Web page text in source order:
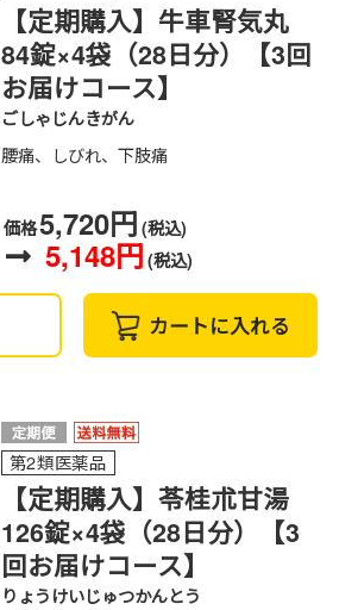
【定期購入】牛車腎気丸
84錠×4袋（28日分）【3回
お届けコース】
ごしゃじんきがん
腰痛、しびれ、下肢痛
価格5,720円 (税込)
5,148円 (税込)
カートに入れる
第2類医薬品
【定期購入】苓桂朮甘湯
126錠×4袋（28日分）【3
回お届けコース】
りょうけいじゅつかんとう